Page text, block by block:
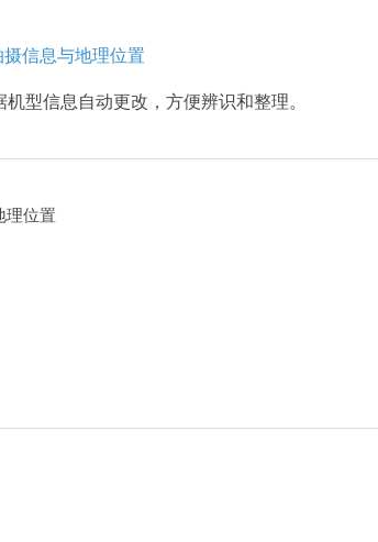
型信息自动更改，方便辨识和整理。
理位置